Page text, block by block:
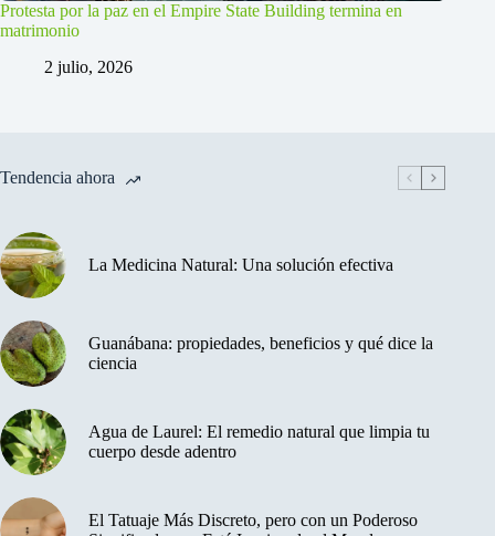
Protesta por la paz en el Empire State Building termina en
matrimonio
2 julio, 2026
Tendencia ahora
La Medicina Natural: Una solución efectiva
Guanábana: propiedades, beneficios y qué dice la
ciencia
Agua de Laurel: El remedio natural que limpia tu
cuerpo desde adentro
El Tatuaje Más Discreto, pero con un Poderoso